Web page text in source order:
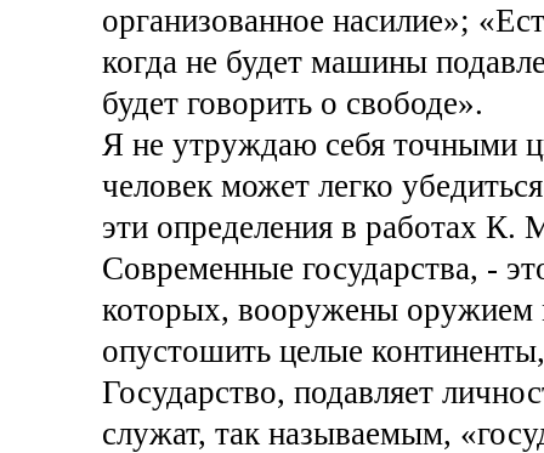
организованное насилие»;
когда не будет машины
будет говорить о свободе».
Я не утруждаю себя точными
человек может легко
эти определения в работах
Современные государства, -
которых, вооружены оружием
опустошить целые
Государство, подавляет
служат, так называемым,